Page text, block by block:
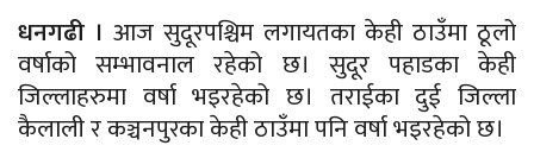
धनगढी । आज सुदूरपश्चिम लगायतका केही ठाउँमा ठूलो
वर्षाको सम्भावनाल रहेको छ। सुदूर पहाडका केही
जिल्लाहरुमा वर्षा भइरहेको छ। तराईका दुई जिल्ला
कैलाली र कञ्चनपुरका केही ठाउँमा पनि वर्षा भइरहेको छ।